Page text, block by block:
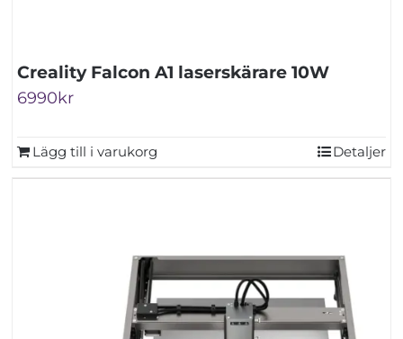
Creality Falcon A1 laserskärare 10W
6990kr
Lägg till i varukorg Detaljer